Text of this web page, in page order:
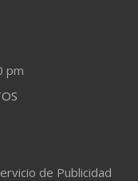
pm
de Publicidad